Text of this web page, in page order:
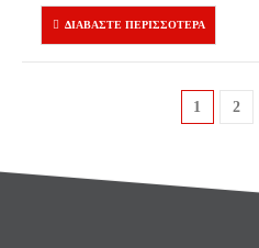
ΔΙΑΒΆΣΤΕ ΠΕΡΙΣΣΌΤΕΡΑ
1 2